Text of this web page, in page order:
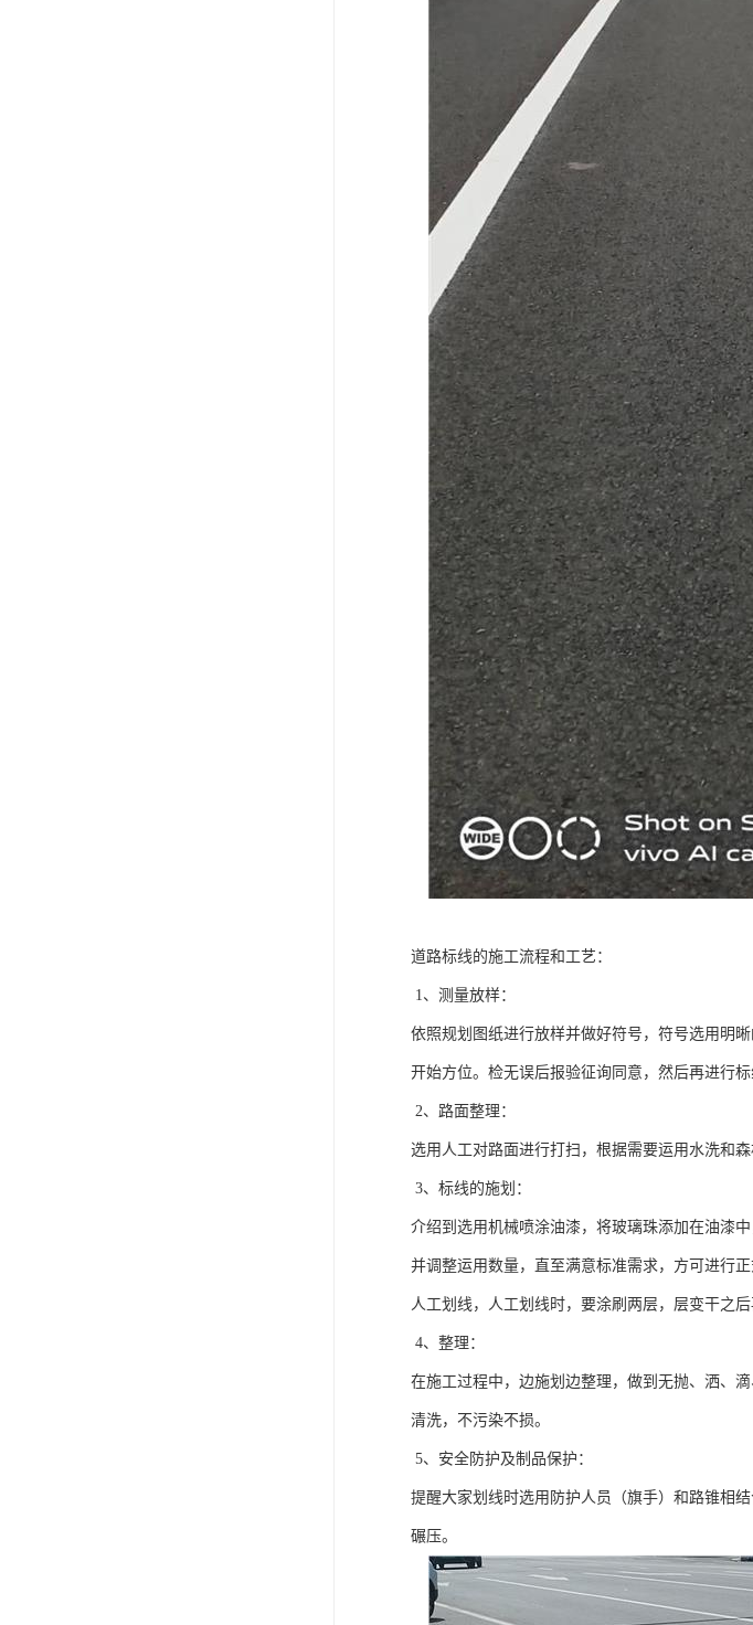
道路标线的施工流程和工艺：
1、测量放样：
依照规划图纸进行放样并做好符号，符号选用明
开始方位。检无误后报验征询同意，然后再进行标
2、路面整理：
选用人工对路面进行打扫，根据需要运用水洗和
3、标线的施划：
介绍到选用机械喷涂油漆，将玻璃珠添加在油漆
并调整运用数量，直至满意标准需求，方可进行
人工划线，人工划线时，要涂刷两层，层变干之后
4、整理：
在施工过程中，边施划边整理，做到无抛、洒、
清洗，不污染不损。
5、安全防护及制品保护：
提醒大家划线时选用防护人员（旗手）和路锥相
碾压。